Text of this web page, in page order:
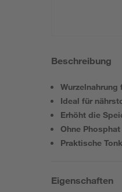
Beschreibung
Wurzelnahrung
Ideal für
Erhöht die
Ohne
Praktische
Eigenschaften